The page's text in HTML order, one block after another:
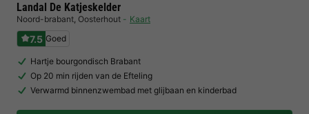
Landal De Katjeskelder
Noord-brabant, Oosterhout Kaart
7.5 Goed
Hartje bourgondisch Brabant
Op 20 min rijden van de Efteling
Verwarmd binnenzwembad met glijbaan en kinderbad